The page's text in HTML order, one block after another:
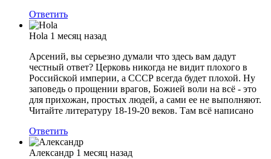
Ответить
Hola 1 месяц назад
Арсений, вы серьезно думали что здесь вам дадут
честный ответ? Церковь никогда не видит плохого в
Российской империи, а СССР всегда будет плохой. Ну
заповедь о прощении врагов, Божией воли на всё - это
для прихожан, простых людей, а сами ее не выполняют.
Читайте литературу 18-19-20 веков. Там всё написано
Ответить
Александр 1 месяц назад